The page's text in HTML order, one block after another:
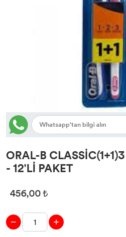
ORAL-B
- 12'Lİ PAKET
456,00 ₺